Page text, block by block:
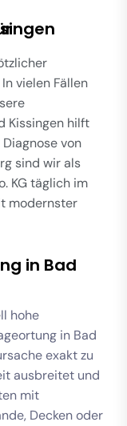
Kissingen
vielen Fällen
Kissingen hilft
von
sind wir als
KG täglich im
modernster
in Bad
hohe
in Bad
exakt zu
ausbreitet und
mit
Decken oder